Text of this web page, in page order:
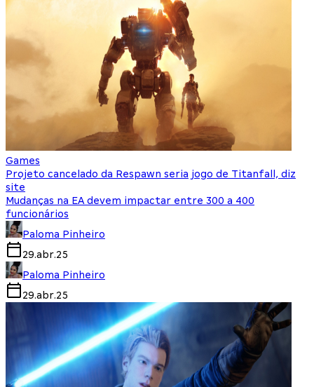
Games
Projeto cancelado da Respawn seria jogo de Titanfall, diz
site
Mudanças na EA devem impactar entre 300 a 400
funcionários
Paloma Pinheiro
29.abr.25
Paloma Pinheiro
29.abr.25